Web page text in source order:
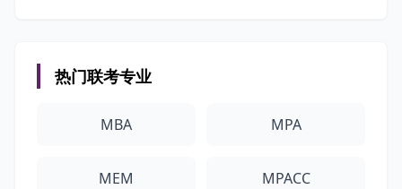
热门联考专业
MBA MPA
MEM MPACC